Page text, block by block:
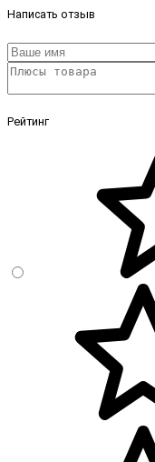
Написать отзыв
Рейтинг